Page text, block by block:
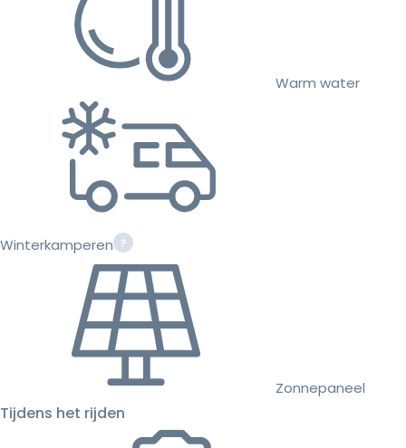
Warm water
Winterkamperen
Zonnepaneel
Tijdens het rijden